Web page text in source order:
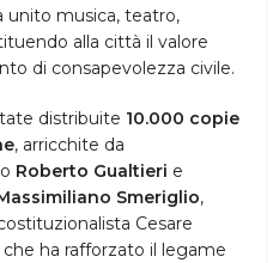
unito musica, teatro,
alla città il valore
di consapevolezza civile.
distribuite 10.000 copie
, arricchite da
Roberto Gualtieri e
Smeriglio,
Cesare
ha rafforzato il legame